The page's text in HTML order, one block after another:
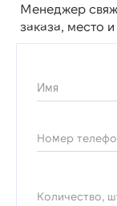
Менеджер
заказа, место
Имя
Номер
Количество,